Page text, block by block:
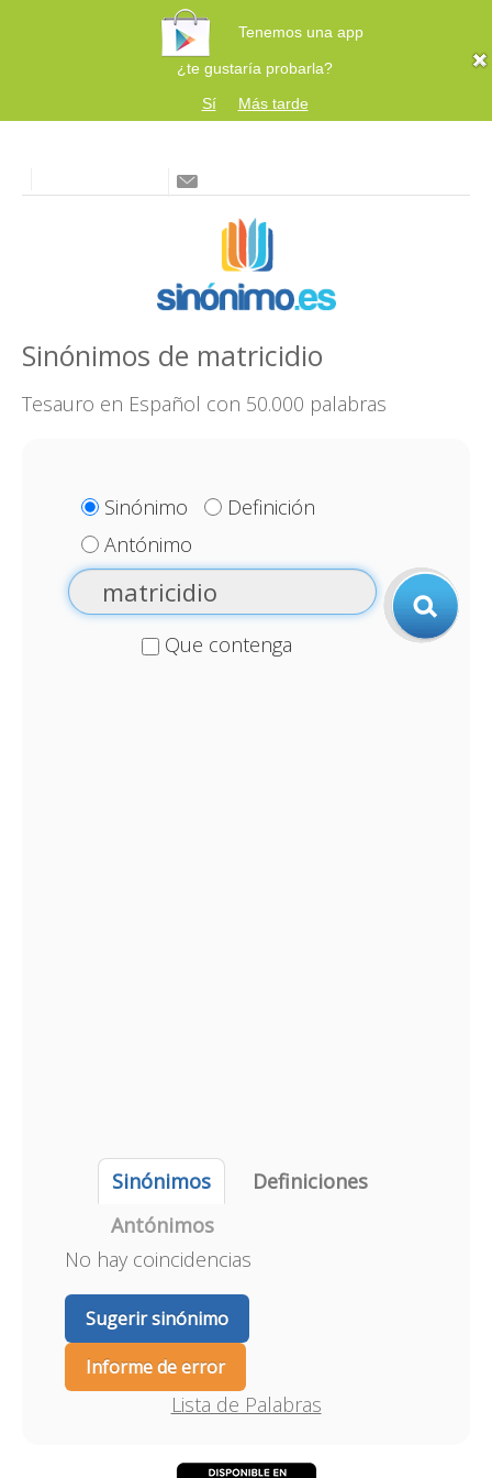
Tenemos una app
¿te gustaría probarla?
Sí
Más tarde
Sinónimos de matricidio
Tesauro en Español con 50.000 palabras
Sinónimo
Definición
Antónimo
Que contenga
Sinónimos
Definiciones
Antónimos
No hay coincidencias
Sugerir sinónimo
Informe de error
Lista de Palabras